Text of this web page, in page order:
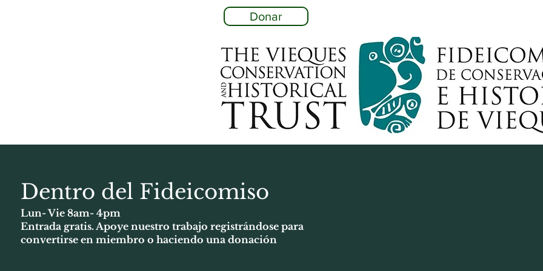
Donar
Dentro del Fideicomiso
Lun- Vie 8am- 4pm
Entrada gratis. Apoye nuestro trabajo registrándose para
convertirse en miembro o haciendo una donación